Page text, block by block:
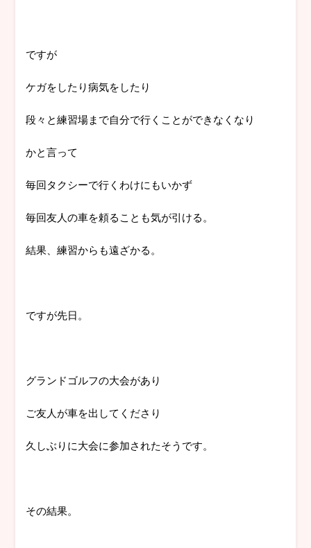
ですが
ケガをしたり病気をしたり
段々と練習場まで自分で行くことができなくなり
かと言って
毎回タクシーで行くわけにもいかず
毎回友人の車を頼ることも気が引ける。
結果、練習からも遠ざかる。
ですが先日。
グランドゴルフの大会があり
ご友人が車を出してくださり
久しぶりに大会に参加されたそうです。
その結果。